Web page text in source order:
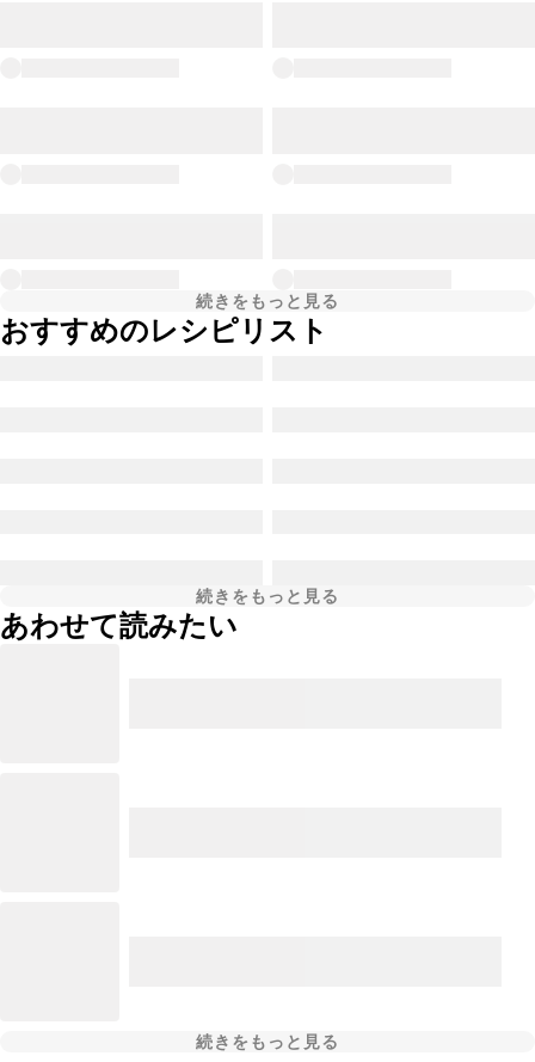
続きをもっと見る
おすすめのレシピリスト
続きをもっと見る
あわせて読みたい
続きをもっと見る